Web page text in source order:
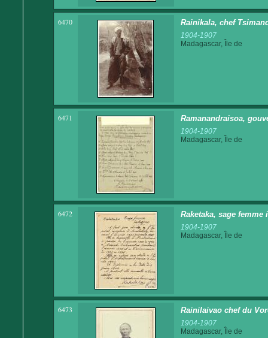
6470 Rainikala, chef
1904-1907
Madagascar, Île de
6471 Ramanandraisoa,
1904-1907
Madagascar, Île de
6472 Raketaka, sage femme
1904-1907
Madagascar, Île de
6473 Rainilaivao chef du
1904-1907
Madagascar, Île de